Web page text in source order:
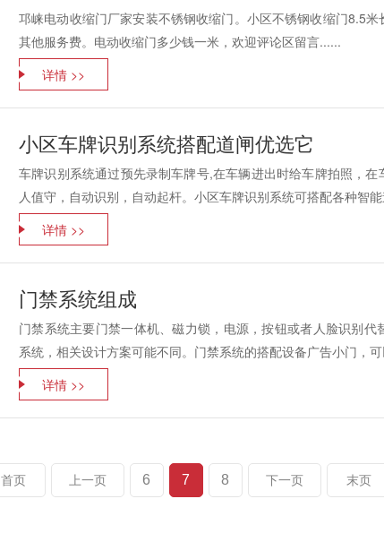
邛崃电动收缩门厂家安装不锈钢收缩门。小区不锈钢收缩门8.5
其他服务费。电动收缩门多少钱一米，欢迎评论区留言......
详情 >>
小区车牌识别系统搭配道闸优选它
车牌识别系统通过预先录制车牌号,在车辆进出时给车牌拍照，
人值守，自动识别，自动起杆。小区车牌识别系统可搭配各种智
详情 >>
门禁系统组成
门禁系统主要门禁一体机、磁力锁，电源，按钮或者人脸识别
系统，相关设计方案可能不同。门禁系统的搭配设备广告小门，
详情 >>
首页 上一页 6 7 8 下一页 末页